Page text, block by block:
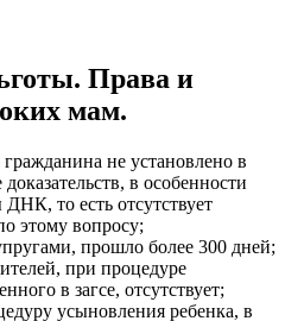
Права и
мам.
не установлено в
в особенности
ДНК, то есть отсутствует
этому вопросу;
прошло более 300 дней;
при процедуре
в загсе, отсутствует;
усыновления ребенка, в